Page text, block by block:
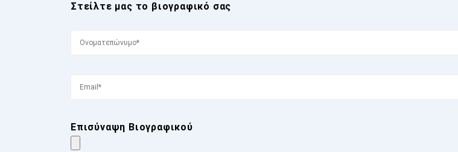
Στείλτε μας το βιογραφικό σας
Επισύναψη Βιογραφικού